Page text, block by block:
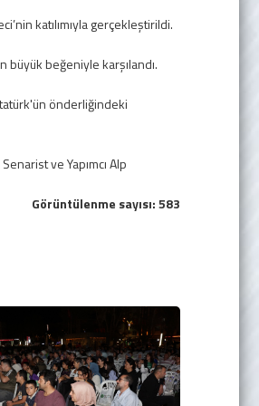
katılımıyla gerçekleştirildi.
büyük beğeniyle karşılandı.
önderliğindeki
ve Yapımcı Alp
Görüntülenme sayısı: 583